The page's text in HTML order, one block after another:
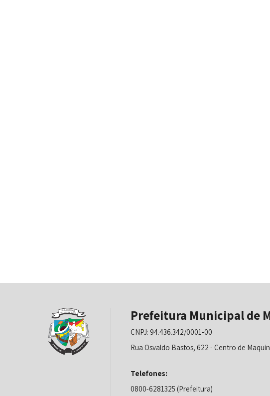
Prefeitura Municipal de
CNPJ: 94.436.342/0001-00
Rua Osvaldo Bastos, 622 - Centro de
Telefones:
0800-6281325 (Prefeitura)